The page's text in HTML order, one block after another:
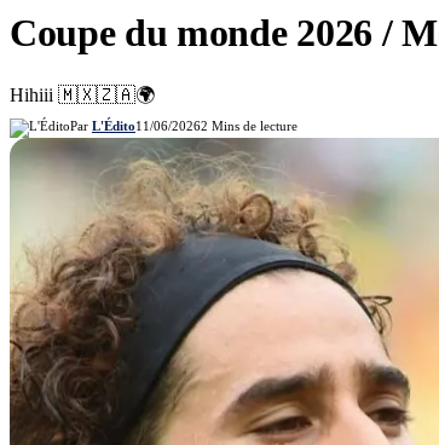
Coupe du monde 2026 /
Hihiii 🇲🇽🇿🇦🌍
Par L'Édito11/06/20262 Mins de lecture